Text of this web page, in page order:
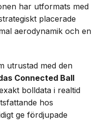
har utformats med
placerade
aerodynamik och en
utrustad med den
Connected Ball
bolldata i realtid
hos
ge fördjupade